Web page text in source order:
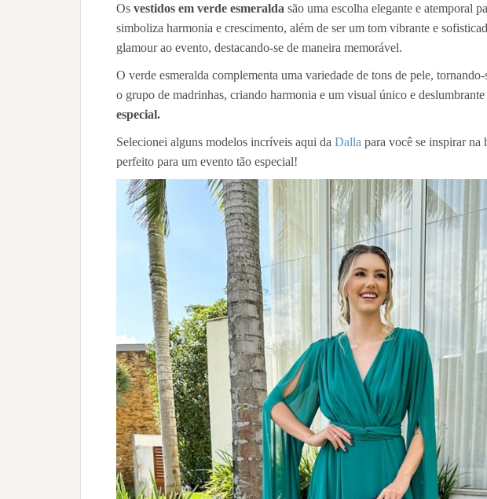
Os vestidos em verde esmeralda são uma escolha elegante e atemporal
simboliza harmonia e crescimento, além de ser um tom vibrante e
glamour ao evento, destacando-se de maneira memorável.
O verde esmeralda complementa uma variedade de tons de pele, tornando-
o grupo de madrinhas, criando harmonia e um visual único e
especial.
Selecionei alguns modelos incríveis aqui da Dalla para você se inspirar na
perfeito para um evento tão especial!